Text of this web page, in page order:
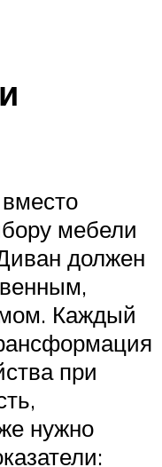
мебели
должен
Каждый
при
нужно